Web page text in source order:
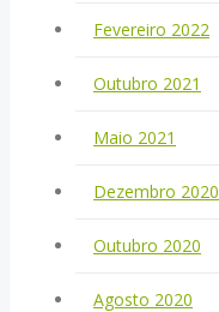
Fevereiro 2022
Outubro 2021
Maio 2021
Dezembro 2020
Outubro 2020
Agosto 2020